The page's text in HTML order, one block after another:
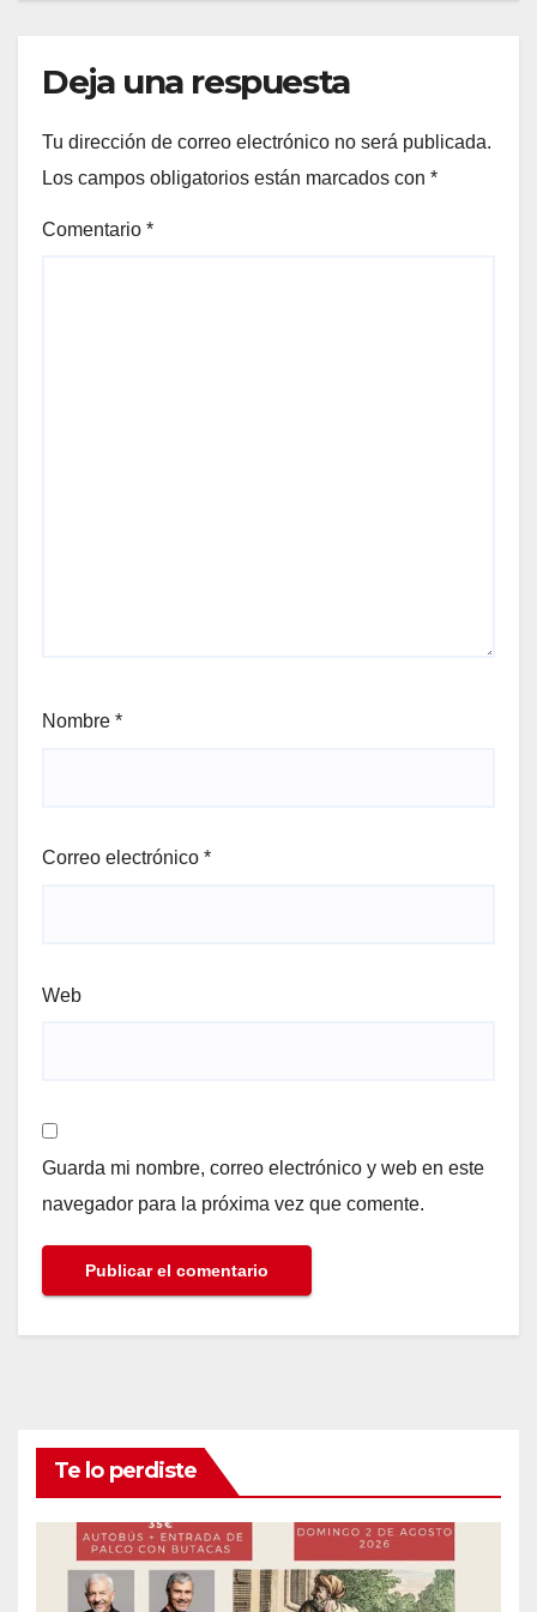
Deja una respuesta
Tu dirección de correo electrónico no será publicada.
Los campos obligatorios están marcados con *
Comentario *
Nombre *
Correo electrónico *
Web
Guarda mi nombre, correo electrónico y web en este
navegador para la próxima vez que comente.
Te lo perdiste